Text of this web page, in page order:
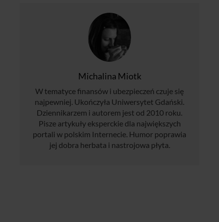
Michalina Miotk
W tematyce finansów i ubezpieczeń czuje się
najpewniej. Ukończyła Uniwersytet Gdański.
Dziennikarzem i autorem jest od 2010 roku.
Pisze artykuły eksperckie dla największych
portali w polskim Internecie. Humor poprawia
jej dobra herbata i nastrojowa płyta.